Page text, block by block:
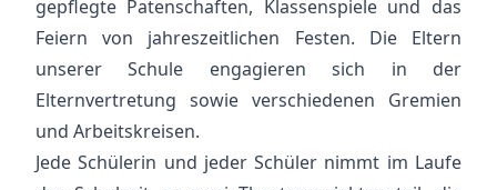
gepflegte Patenschaften, Klassenspiele und das
Feiern von jahreszeitlichen Festen. Die Eltern
unserer Schule engagieren sich in der
Elternvertretung sowie verschiedenen Gremien
und Arbeitskreisen.
Jede Schülerin und jeder Schüler nimmt im Laufe